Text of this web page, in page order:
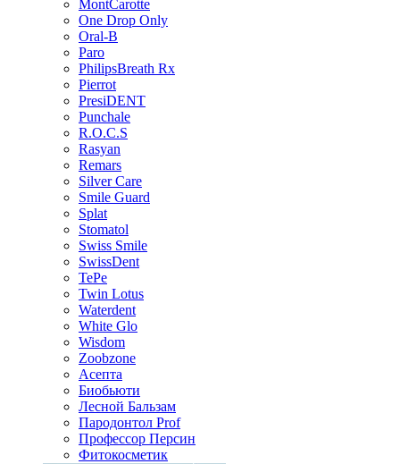
MontCarotte
One Drop Only
Oral-B
Paro
PhilipsBreath Rx
Pierrot
PresiDENT
Punchale
R.O.C.S
Rasyan
Remars
Silver Care
Smile Guard
Splat
Stomatol
Swiss Smile
SwissDent
TePe
Twin Lotus
Waterdent
White Glo
Wisdom
Zoobzone
Асепта
Биобьюти
Лесной Бальзам
Пародонтол Prof
Профессор Персин
Фитокосметик